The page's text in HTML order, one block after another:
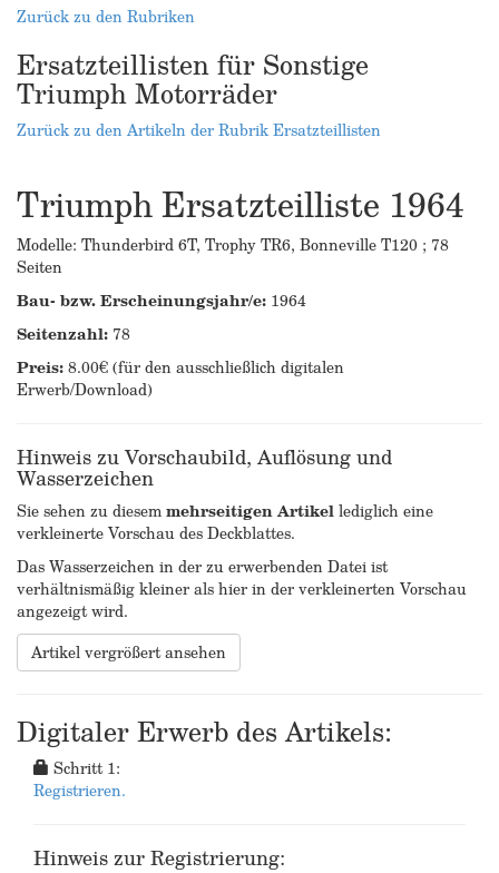
Zurück zu den Rubriken
Ersatzteillisten für Sonstige
Triumph Motorräder
Zurück zu den Artikeln der Rubrik Ersatzteillisten
Triumph Ersatzteilliste 1964
Modelle: Thunderbird 6T, Trophy TR6, Bonneville T120 ; 78
Seiten
Bau- bzw. Erscheinungsjahr/e: 1964
Seitenzahl: 78
Preis:8.00€ (für den ausschließlich digitalen
Erwerb/Download)
Hinweis zu Vorschaubild, Auflösung und
Wasserzeichen
Sie sehen zu diesemmehrseitigen Artikellediglich eine
verkleinerte Vorschau des Deckblattes.
Das Wasserzeichen in der zu erwerbenden Datei ist
verhältnismäßig kleiner als hier in der verkleinerten Vorschau
angezeigt wird.
Artikel vergrößert ansehen
Digitaler Erwerb des Artikels:
Schritt 1:
Registrieren.
Hinweis zur Registrierung: